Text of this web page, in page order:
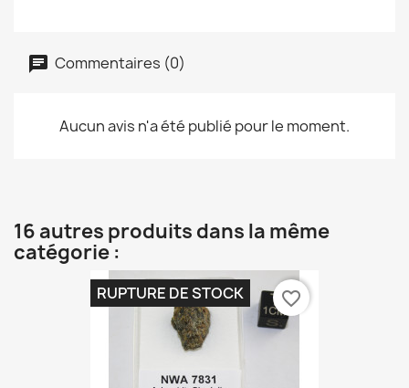
Commentaires (0)
Aucun avis n'a été publié pour le moment.
16 autres produits dans la même
catégorie :
RUPTURE DE STOCK favorite_border